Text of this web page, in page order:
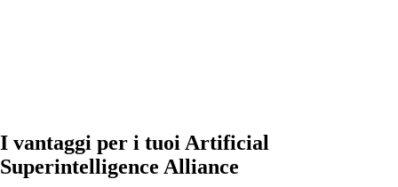
I vantaggi per i tuoi Artificial
Superintelligence Alliance